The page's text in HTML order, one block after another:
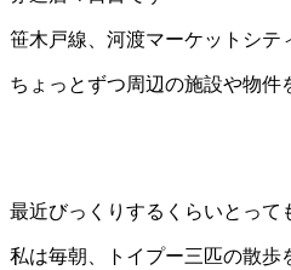
笹木戸線、河渡マーケットシテ
ちょっとずつ周辺の施設や物件
最近びっくりするくらいとって
私は毎朝、トイプー三匹の散歩